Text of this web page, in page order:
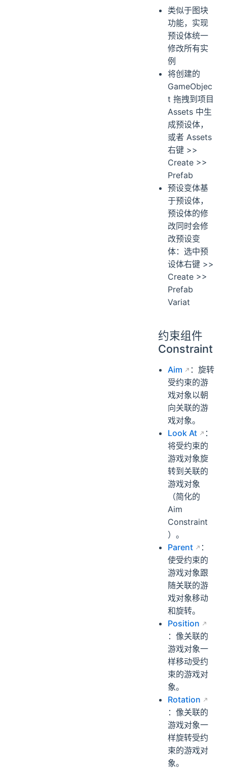
类似于图块
功能，实现
预设体统一
修改所有实
例
将创建的
GameObjec
t 拖拽到项目
Assets 中生
成预设体，
或者 Assets
右键 >>
Create >>
Prefab
预设变体基
于预设体，
预设体的修
改同时会修
改预设变
体：选中预
设体右键 >>
Create >>
Prefab
Variat
约束组件
Constraint
Aim
：旋转
受约束的游
戏对象以朝
向关联的游
戏对象。
Look At
：
将受约束的
游戏对象旋
转到关联的
游戏对象
（简化的
Aim
Constraint
）。
Parent
：
使受约束的
游戏对象跟
随关联的游
戏对象移动
和旋转。
Position
：像关联的
游戏对象一
样移动受约
束的游戏对
象。
Rotation
：像关联的
游戏对象一
样旋转受约
束的游戏对
象。